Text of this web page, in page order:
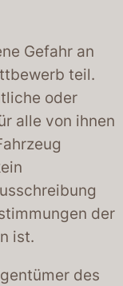
Gefahr an
teil.
oder
alle von ihnen
der
ist.
des